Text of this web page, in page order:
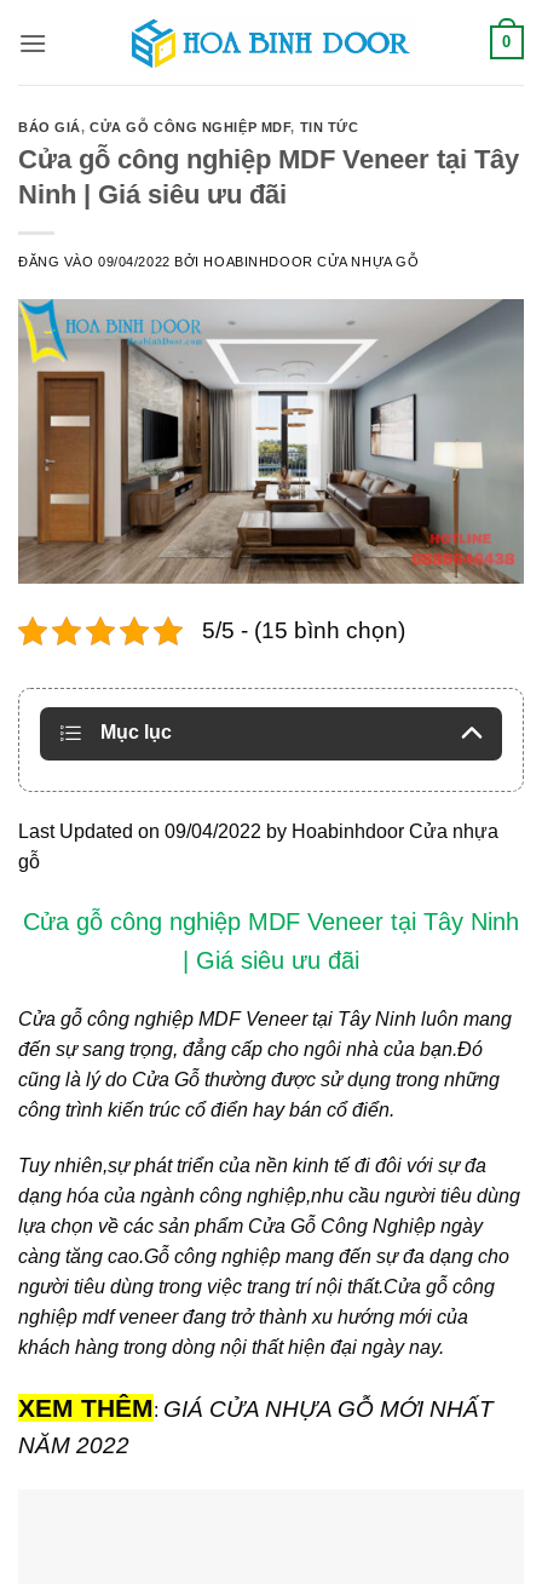
qua
0
BÁO GIÁ,CỬA GỖ CÔNG NGHIỆP MDF, TIN TỨC
Cửa gỗ công nghiệp MDF Veneer tại Tây
Ninh | Giá siêu ưu đãi
ĐĂNG VÀO09/04/2022 BỞIHOABINHDOOR CỬA NHỰA GỖ
5/5 - (15 bình chọn)
Mục lục
Last Updated on 09/04/2022 by Hoabinhdoor Cửa nhựa
gỗ
Cửa gỗ công nghiệp MDF Veneer tại Tây Ninh
| Giá siêu ưu đãi
Cửa gỗ công nghiệp MDF Veneertại Tây Ninh luôn mang
đến sự sang trọng, đẳng cấp cho ngôi nhà của bạn.Đó
cũng là lý do Cửa Gỗ thường được sử dụng trong những
công trình kiến trúc cổ điển hay bán cổ điển.
Tuy nhiên,sự phát triển của nền kinh tế đi đôi với sự đa
dạng hóa của ngành công nghiệp,nhu cầu người tiêu dùng
lựa chọn về các sản phẩm Cửa Gỗ Công Nghiệp ngày
càng tăng cao.Gỗ công nghiệp mang đến sự đa dạng cho
người tiêu dùng trong việc trang trí nội thất.Cửa gỗ công
nghiệp mdf veneer đang trở thành xu hướng mới của
khách hàng trong dòng nội thất hiện đại ngày nay.
XEM THÊM: GIÁ CỬA NHỰA GỖ MỚI NHẤT
NĂM 2022